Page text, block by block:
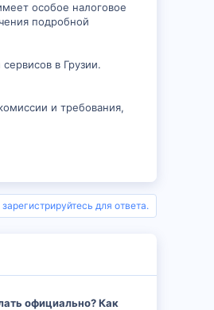
особое налоговое
подробной
в Грузии.
и требования,
для ответа.
официально? Как